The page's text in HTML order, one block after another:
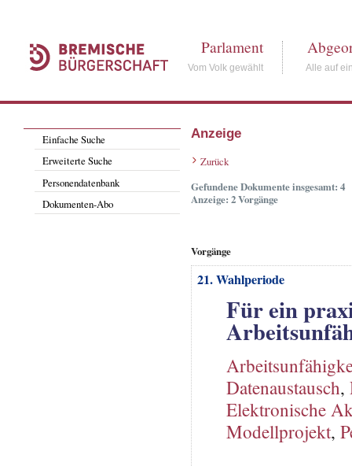
Parlament
Vom Volk gewählt Alle auf
Einfache Suche
Erweiterte Suche
Personendatenbank
Dokumenten-Abo
Anzeige
Zurück
Gefundene Dokumente insgesamt: 4
Anzeige: 2 Vorgänge
Vorgänge
21. Wahlperiode
Für ein
Datenaustausch,
Elektronische
Modellprojekt,